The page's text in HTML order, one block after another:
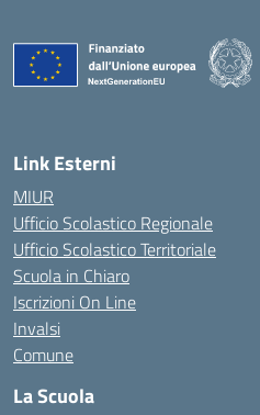
Link Esterni
MIUR
Ufficio Scolastico Regionale
Ufficio Scolastico Territoriale
Scuola in Chiaro
Iscrizioni On Line
Invalsi
Comune
La Scuola